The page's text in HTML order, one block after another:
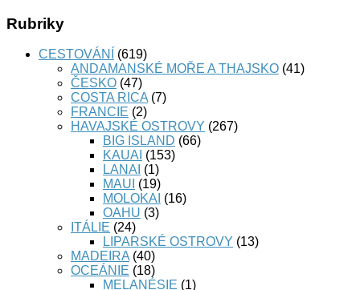
Rubriky
CESTOVÁNÍ
(619)
ANDAMANSKÉ MOŘE A THAJSKO (41)
ČESKO (47)
COSTA RICA (7)
FRANCIE (2)
HAVAJSKÉ OSTROVY (267)
BIG ISLAND (66)
KAUAI (153)
LANAI (1)
MAUI (19)
MOLOKAI (16)
OAHU (3)
ITÁLIE (24)
LIPARSKÉ OSTROVY (13)
MADEIRA (40)
OCEÁNIE (18)
MELANÉSIE (1)